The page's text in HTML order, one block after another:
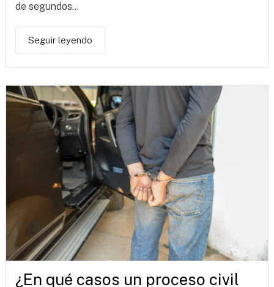
de segundos...
Seguir leyendo
¿En qué casos un proceso civil